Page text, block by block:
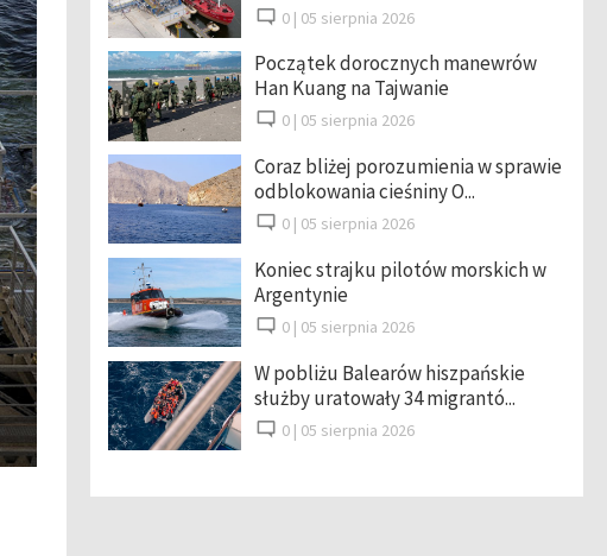
0 | 05 sierpnia 2026
Początek dorocznych manewrów
Han Kuang na Tajwanie
0 | 05 sierpnia 2026
Coraz bliżej porozumienia w sprawie
odblokowania cieśniny O...
0 | 05 sierpnia 2026
Koniec strajku pilotów morskich w
Argentynie
0 | 05 sierpnia 2026
W pobliżu Balearów hiszpańskie
służby uratowały 34 migrantó...
0 | 05 sierpnia 2026